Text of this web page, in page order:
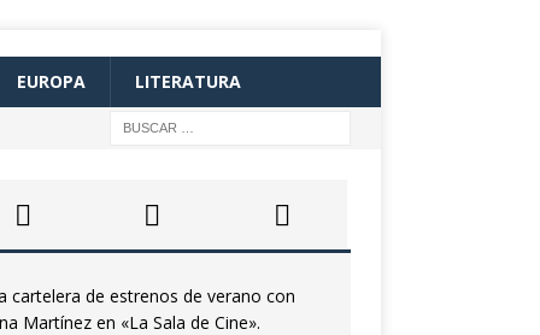
EUROPA LITERATURA
cartelera de estrenos de verano con
Martínez en «La Sala de Cine».